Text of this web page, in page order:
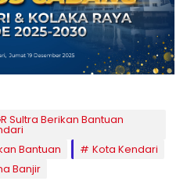
Sultra Berikan Bantuan
Bantuan
Kota Kendari
Banjir